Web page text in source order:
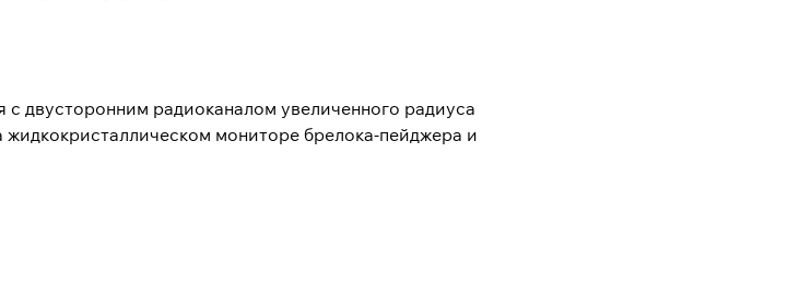
двусторонним радиоканалом увеличенного радиуса
мониторе брелока-пейджера и